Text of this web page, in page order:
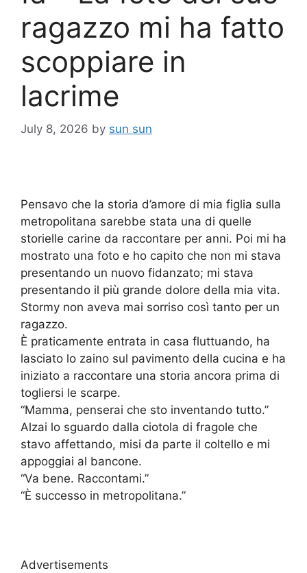
ragazzo mi ha fatto
scoppiare in
lacrime
July 8, 2026 by sun sun
Pensavo che la storia d’amore di mia figlia sulla
metropolitana sarebbe stata una di quelle
storielle carine da raccontare per anni. Poi mi ha
mostrato una foto e ho capito che non mi stava
presentando un nuovo fidanzato; mi stava
presentando il più grande dolore della mia vita.
Stormy non aveva mai sorriso così tanto per un
ragazzo.
È praticamente entrata in casa fluttuando, ha
lasciato lo zaino sul pavimento della cucina e ha
iniziato a raccontare una storia ancora prima di
togliersi le scarpe.
“Mamma, penserai che sto inventando tutto.”
Alzai lo sguardo dalla ciotola di fragole che
stavo affettando, misi da parte il coltello e mi
appoggiai al bancone.
“Va bene. Raccontami.”
“È successo in metropolitana.”
Advertisements